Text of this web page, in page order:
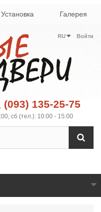
Установка Галерея
Войти
RU
, (093) 135-25-75
сб (тел.): 10:00 - 15:00